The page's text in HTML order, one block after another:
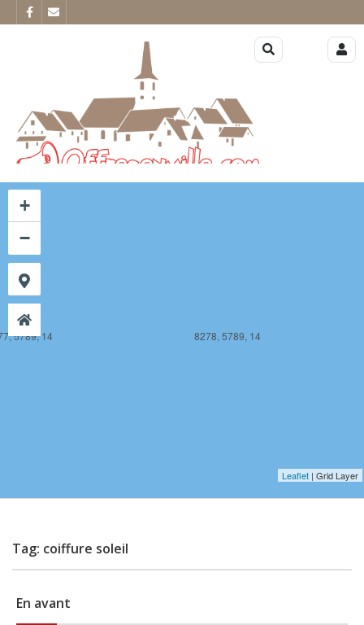
5788, 14 8278, 5788, 14
5789, 14 8278, 5789, 14
+
−
Leaflet | Grid Layer
Tag: coiffure soleil
En avant